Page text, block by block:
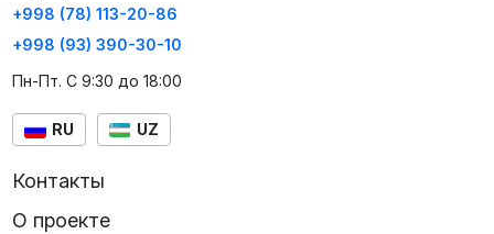
+998 (78) 113-20-86
+998 (93) 390-30-10
Пн-Пт. С 9:30 до 18:00
RU UZ
Контакты
О проекте